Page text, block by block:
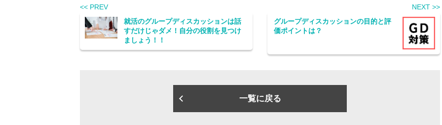
<< PREV
就活のグループディスカッションは話
すだけじゃダメ！自分の役割を見つけ
ましょう！！
NEXT >>
グループディスカッションの目的と評
価ポイントは？
一覧に戻る